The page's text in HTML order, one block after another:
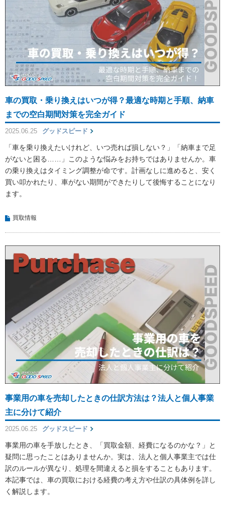
車の買取・乗り換えはいつが得？最適な時期と手順、納車
までの空白期間対策を完全ガイド
2025.06.25 グッドスピード
「車を乗り換えたいけれど、いつ売れば損しない？」「納車まで足
がないと困る……」このような悩みをお持ちではありませんか。車
の乗り換えはタイミング調整が命です。計画なしに進めると、安く
買い叩かれたり、車がない期間ができたりして後悔することになり
ます。
買取情報
事業用の車を売却したときの仕訳方法は？法人と個人事業
主に分けて紹介
2025.06.25 グッドスピード
事業用の車を手放したとき、「買取金額、経費になるのかな？」と
疑問に思ったことはありませんか。実は、法人と個人事業主では仕
訳のルールが異なり、処理を間違えると損をすることもあります。
本記事では、車の買取における経費の考え方や仕訳の具体例を詳し
く解説します。